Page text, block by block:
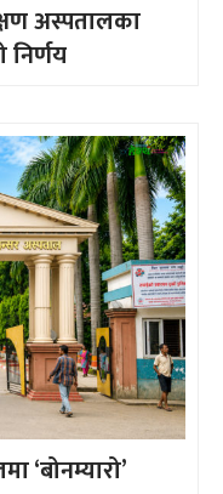
अस्पतालका
निर्णय
‘बोनम्यारो’